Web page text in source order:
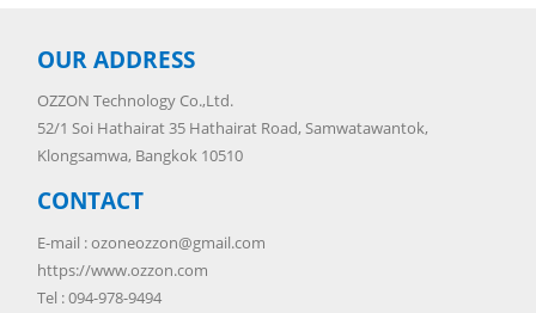
OUR ADDRESS
OZZON Technology Co.,Ltd.
52/1 Soi Hathairat 35 Hathairat Road, Samwatawantok,
Klongsamwa, Bangkok 10510
CONTACT
E-mail :ozoneozzon@gmail.com
https://www.ozzon.com
Tel : 094-978-9494